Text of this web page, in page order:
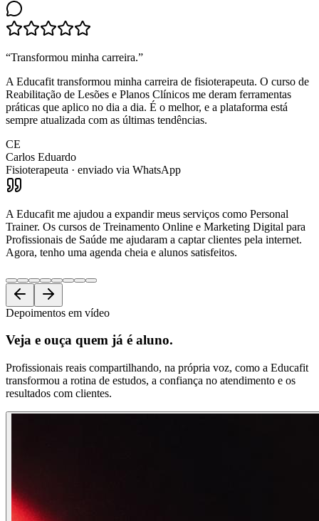
“Transformou minha carreira.”
A Educafit transformou minha carreira de fisioterapeuta. O curso de
Reabilitação de Lesões e Planos Clínicos me deram ferramentas
práticas que aplico no dia a dia. É o melhor, e a plataforma está
sempre atualizada com as últimas tendências.
CE
Carlos Eduardo
Fisioterapeuta · enviado via WhatsApp
A Educafit me ajudou a expandir meus serviços como Personal
Trainer. Os cursos de Treinamento Online e Marketing Digital para
Profissionais de Saúde me ajudaram a captar clientes pela internet.
Agora, tenho uma agenda cheia e alunos satisfeitos.
Depoimentos em vídeo
Veja e ouça quem já é aluno.
Profissionais reais compartilhando, na própria voz, como a Educafit
transformou a rotina de estudos, a confiança no atendimento e os
resultados com clientes.